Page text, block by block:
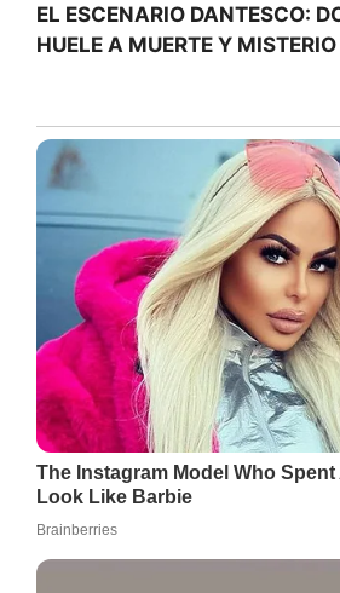
EL ESCENARIO DANTESCO:
HUELE A MUERTE Y MISTERIO